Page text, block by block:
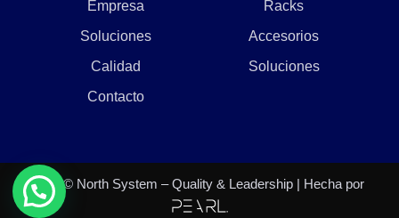
Empresa
Soluciones
Calidad
Contacto
Racks
Accesorios
Soluciones
2021 © North System – Quality & Leadership | Hecha por